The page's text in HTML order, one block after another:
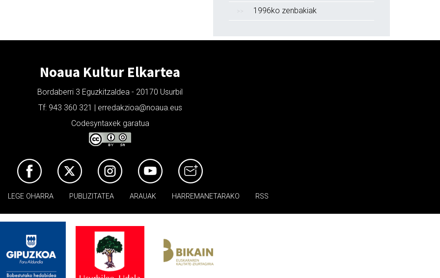
1996ko zenbakiak
Noaua Kultur Elkartea
Bordaberri 3 Eguzkitzaldea - 20170 Usurbil
Tf: 943 360 321 | erredakzioa@noaua.eus
Codesyntaxek garatua
LEGE OHARRA PUBLIZITATEA ARAUAK HARREMANETARAKO RSS